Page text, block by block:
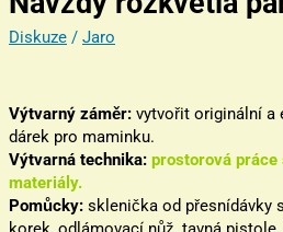
Diskuze / Jaro
Výtvarný záměr: vytvořit originální a
dárek pro maminku.
Výtvarná technika: prostorová práce
materiály.
Pomůcky: sklenička od přesnídávky